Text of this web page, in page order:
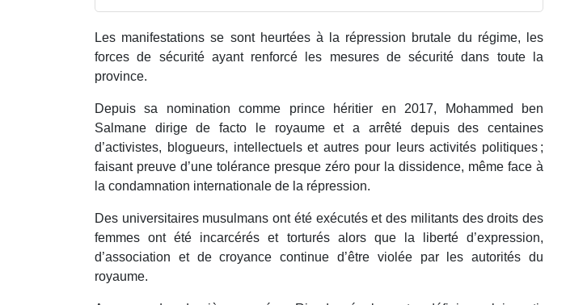
Les manifestations se sont heurtées à la répression brutale du régime, les
forces de sécurité ayant renforcé les mesures de sécurité dans toute la
province.
Depuis sa nomination comme prince héritier en 2017, Mohammed ben
Salmane dirige de facto le royaume et a arrêté depuis des centaines
d’activistes, blogueurs, intellectuels et autres pour leurs activités politiques ;
faisant preuve d’une tolérance presque zéro pour la dissidence, même face à
la condamnation internationale de la répression.
Des universitaires musulmans ont été exécutés et des militants des droits des
femmes ont été incarcérés et torturés alors que la liberté d’expression,
d’association et de croyance continue d’être violée par les autorités du
royaume.